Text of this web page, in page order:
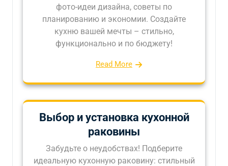
фото-идеи дизайна, советы по
планированию и экономии. Создайте
кухню вашей мечты – стильно,
функционально и по бюджету!
Read More
Выбор и установка кухонной
раковины
Забудьте о неудобствах! Подберите
идеальную кухонную раковину: стильный